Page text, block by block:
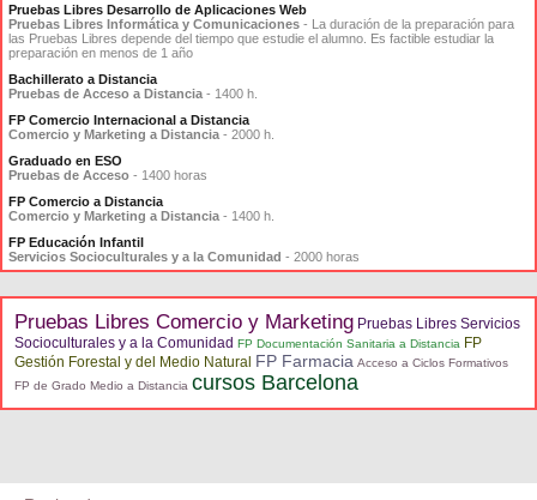
Pruebas Libres Desarrollo de Aplicaciones Web
Pruebas Libres Informática y Comunicaciones - La duración de la preparación para
las Pruebas Libres depende del tiempo que estudie el alumno. Es factible estudiar la
preparación en menos de 1 año
Bachillerato a Distancia
Pruebas de Acceso a Distancia - 1400 h.
FP Comercio Internacional a Distancia
Comercio y Marketing a Distancia - 2000 h.
Graduado en ESO
Pruebas de Acceso - 1400 horas
FP Comercio a Distancia
Comercio y Marketing a Distancia - 1400 h.
FP Educación Infantil
Servicios Socioculturales y a la Comunidad - 2000 horas
Pruebas Libres Comercio y Marketing Pruebas Libres Servicios
Socioculturales y a la Comunidad FP Documentación Sanitaria a Distancia FP
Gestión Forestal y del Medio Natural FP Farmacia Acceso a Ciclos Formativos
FP de Grado Medio a Distancia cursos Barcelona